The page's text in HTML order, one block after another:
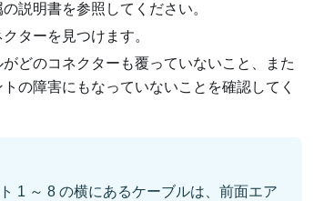
説明書を参照してください。
ターを見つけます。
どのコネクターも覆っていないこと、また
の障害にもなっていないことを確認してく
1 ～ 8 の横にあるケーブルは、前面エア